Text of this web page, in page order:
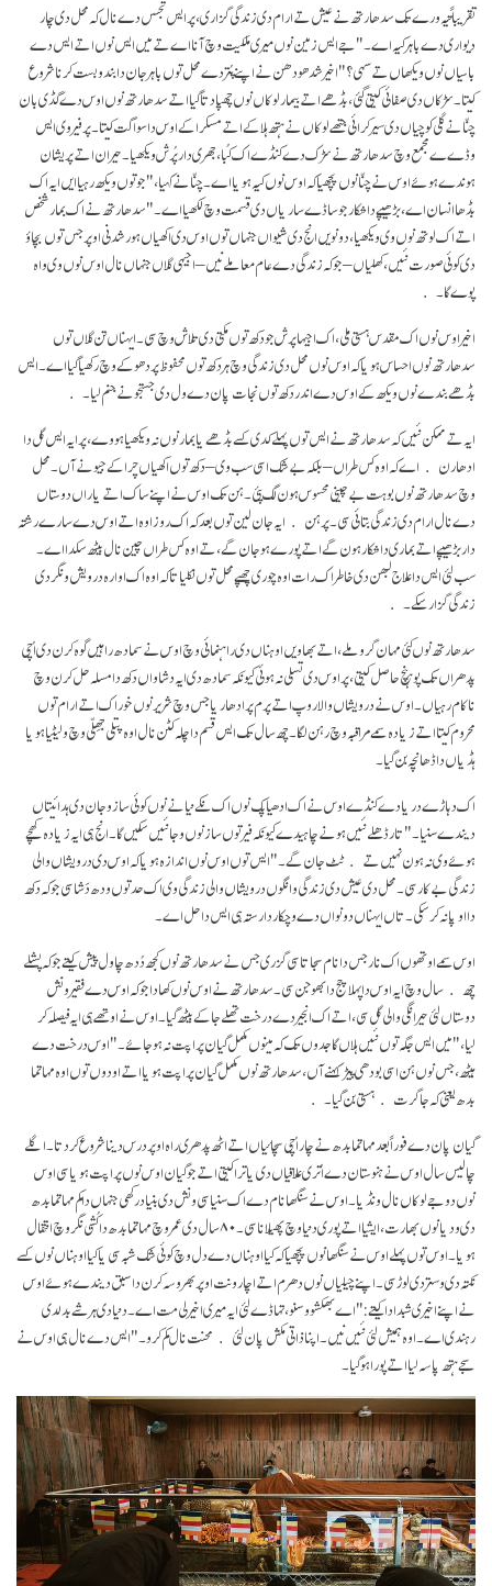
تقریباً تیہ ورے تک سدھارتھ نے عیش تے ارام دی زندگی گزاری، پر ایس تجسس دے نال کہ محل دی چار
دیواری دے باہر کیہ اے۔ "جے ایس زمین نوں میری ملکیت وچ آنا اے تے میں ایس نوں اتے ایس دے
باسیاں نوں ویکھاں تے سہی؟" اخیر شدھو دھن نے اپنے پُتر دے محل توں باہر جان دا بند و بست کرنا شروع
کیتا۔ سڑکاں دی صفائی کیتی گئی، بڈھے اتے بیمار لوکاں نوں چھپا دتا گیا اتے سدھارتھ نوں اوس دے گڈی بان
چنّا نے گلی کوچیاں دی سیر کرائی جتھے لوکاں نے ہتھ ہلا کے اتے مسکرا کے اوس دا سواگت کیتا۔ پر فیر وی ایس
وڈےے مجمع وچ سدھارتھ نے سڑک دے کنڈے اک کُبا، جھری دار پُرش ویکھیا۔ حیران اتے پریشان
ہوندے ہوئے اوس نے چنّا نوں پچھیا کہ اوس نوں کیہ ہویا اے۔ چنّا نے کہیا،" جو توں ویکھ رہیا ایں ایہ اک
بڈھا انسان اے، بڑھیپے دا شکار جو ساڈے ساریاں دی قسمت وچ لکھیا اے۔" سدھارتھ نے اک بمارشخص
اتے اک لوتھ نوں وی ویکھیا، دونویں انج دی شیواں جنہاں توں اوس دی اکھیاں ہور شدنی اوپر جس توں بچاؤ
دی کوئی صورت نئیں، کھلیاں – جو کہ زندگی دے عام معاملے نیں – اجیہی گلاں جنہاں نال اوس نوں وی واہ
پوے گا۔
اخیر اوس نوں اک مقدس ہستی ملی، اک اجیہا پرش جو دکھ توں مکتی دی تلاش وچ سی۔ ایہناں تن گلاں توں
سدھارتھ نوں احساس ہویا کہ اوس نوں محل دی زندگی وچ ہر دکھ توں محفوظ پر دھوکے وچ رکھیا گیا اے۔ ایس
بڈھے بندے نوں ویکھ کے اوس دے اندر دکھ توں نجات پان دے ول دی جستجو نے جنم لیا۔
ایہ تے ممکن نئیں کہ سدھارتھ نے ایس توں پہلے کدی کسے بڈھے یا بمار نوں نہ ویکھیا ہووے، پر ایہ ایس گل دا
ادھارن اے کہ اوہ کس طراں– بلکہ بے شک اسی سب وی – دکھ توں اکھیاں چرا کے جیونے آں۔ محل
وچ سدھارتھ نوں بوہت بے چینی محسوس ہون لگ پئی۔ ہن تک اوس نے اپنے ساک اتے یاراں دوستاں
دے نال ارام دی زندگی بتائی سی۔ پر ہن ایہ جان لین توں بعد کہ اک روز اوہ اتے اوس دے سارے رشتہ
دار بڑھیپے اتے بماری دا شکار ہون گے اتے پورے ہو جان گے، تے اوہ کس طراں چین نال بیٹھ سکدا اے۔
سب لئی ایس دا علاج لبھن دی خاطر اک رات اوہ چوری چھپے محل توں نکلیا تا کہ اوہ اک اوارہ درویش ونگر دی
زندگی گزار سکے۔
سدھارتھ نوں کئی مہان گرو ملے، اتے بھاویں اوہناں دی راہنمائی وچ اوس نے سمادھ راہیں گوہ کرن دی اُچی
پدھراں تک پوہنچ حاصل کیتی، پر اوس دی تسلی نہ ہوئی کیونکہ سمادھ دی ایہ دشاواں دکھ دا مسلہ حل کرن وچ
ناکام رہیاں۔ اوس نے درویشاں والا روپ اتے پرم پرا دھاریا جس وچ شریر نوں خوراک اتے ارام توں
محروم کیتا اتے زیادہ سمے مراقبہ وچ رہن لگا۔ چھ سال تک ایس قسم دا چلہ کٹن نال اوہ پتلی جھِلّی وچ ولیٹیا ہویا
ہڈیاں دا ڈھانچہ بن گیا۔
اک دہاڑے دریا دے کنڈے اوس نے اک ادھیاپک نوں اک نکے نیانے نوں کوئی ساز وجان دی ہدائیتاں
دیندے سنیا۔ "تار ڈھلے نئیں ہونے چاہیدے کیونکہ فیر توں ساز نوں وجا نئیں سکیں گا۔ انج ہی ایہ زیادہ کھچے
ہوئے وی نہ ہون نہیں تے ٹٹ جان گے۔" ایس توں اوس نوں اندازہ ہویا کہ اوس دی درویشاں والی
زندگی بے کار سی۔ محل دی عیش دی زندگی وانگوں درویشاں والی زندگی وی اک حد توں ودھ دَشا سی جو کہ دکھ
دا اوپا نہ کر سکی۔ تاں ایہناں دونواں دے وچکار دا رستہ ہی ایس دا حل اے۔
اوس سمے اوتھوں اک نار جس دا نام سجاتا سی گزری جس نے سدھارتھ نوں کجھ دُدھ چاول پیش کیتے جو کہ پشلے
چھ سال وچ ایہ اوس دا پہلا چج دا بھوجن سی ۔ سدھارتھ نے اوس نوں کھادا جو کہ اوس دے فقیر ونش
دوستاں لئی حیرانگی والی گل سی، اتے اک انجیر دے درخت تھلے جا کے بیٹھ گیا۔ اوس نے اوتھے ہی ایہ فیصلہ کر
لیا،"میں ایس جگہ توں نئیں ہلاں گا جدوں تک کہ مینوں مکمل گیان پراپت نہ ہو جائے۔" اوس درخت دے
ہیٹھ، جس نوں ہن اسی بودھی پیڑ کہنے آں، سدھارتھ نوں مکمل گیان پراپت ہویا اتے اودوں توں اوہ مہاتما
بدھ یعنی کہ جاگرت ہستی بن گیا۔
گیان پان دے فوراً بعد مہاتما بدھ نے چار اُچی سچائیاں اتے اٹھ پدھری راہ اوپر درس دینا شروع کر دتا۔ اگلے
چالیس سال اوس نے ہنوستان دے اُتری علاقیاں دی یاترا کیتی اتے جو گیان اوس نوں پراپت ہویا سی اوس
نوں دوجے لوکاں نال ونڈیا۔ اوس نے سنگھا نام دے اک سنیاسی ونش دی بنیاد رکھی جنہاں دا کم مہاتما بدھ
دی ودیا نوں بھارت، ایشیا اتے پوری دنیا وچ پھیلانا سی۔ ۸۰ سال دی عمر وچ مہاتما بدھ دا کُشی نگر وچ انتقال
ہویا۔ اوس توں پہلے اوس نے سنگھا نوں پچھیا کہ کیا اوہناں دے دل وچ کوئی شک شبہ سی یا کیا اوہناں نوں کسے
نکتہ دی وستر دی لوڑ سی۔ اپنے چیلیاں نوں دھرم اتے اچار ونت اوپر بھروسہ کرن دا سبق دیندے ہوئے اوس
نے اپنے اخیری شبد ادا کیتے: "اے بھکشوو سنو، تہاڈے لئی ایہ میری اخیرلی مت اے۔ دنیا دی ہر شے بدلدی
رہندی اے۔ اوہ ہمیش لئی نئیں نیں۔ اپنا ذاتی مکش پان لئی محنت نال کم کرو۔" ایس دے نال ہی اوس نے
سجے ہتھ پاسہ لیا اتے پورا ہو گیا۔